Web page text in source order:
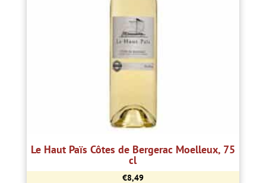
Le Haut Païs Côtes de Bergerac Moelleux, 75
cl
€8,49